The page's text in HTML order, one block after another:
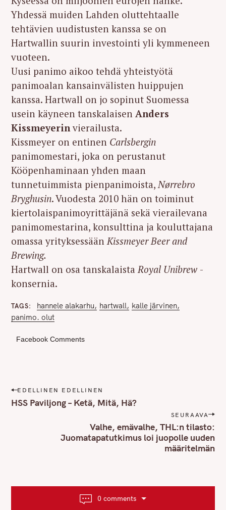
Yhdessä muiden Lahden oluttehtaalle
tehtävien uudistusten kanssa se on
Hartwallin suurin investointi yli kymmeneen
vuoteen.
Uusi panimo aikoo tehdä yhteistyötä
panimoalan kansainvälisten huippujen
kanssa. Hartwall on jo sopinut Suomessa
usein käyneen tanskalaisen Anders
Kissmeyerinvierailusta.
Kissmeyer on entinen Carlsbergin
panimomestari, joka on perustanut
Kööpenhaminaan yhden maan
tunnetuimmista pienpanimoista,Nørrebro
Bryghusin. Vuodesta 2010 hän on toiminut
kiertolaispanimoyrittäjänä sekä vierailevana
panimomestarina, konsulttina ja kouluttajana
omassa yrityksessäänKissmeyer Beer and
Brewing.
Hartwall on osa tanskalaistaRoyal Unibrew -
konsernia.
TAGS hannele alakarhu hartwall
kalle järvinen
panimo. olut
Facebook Comments
P
o
g
EDELLINEN EDELLINEN
HSS Paviljong – Ketä, Mitä, Hä?
SEURAAVA
Valhe, emävalhe, THL:n tilasto:
Juomatapatutkimus loi juopolle uuden
määritelmän
0 comments